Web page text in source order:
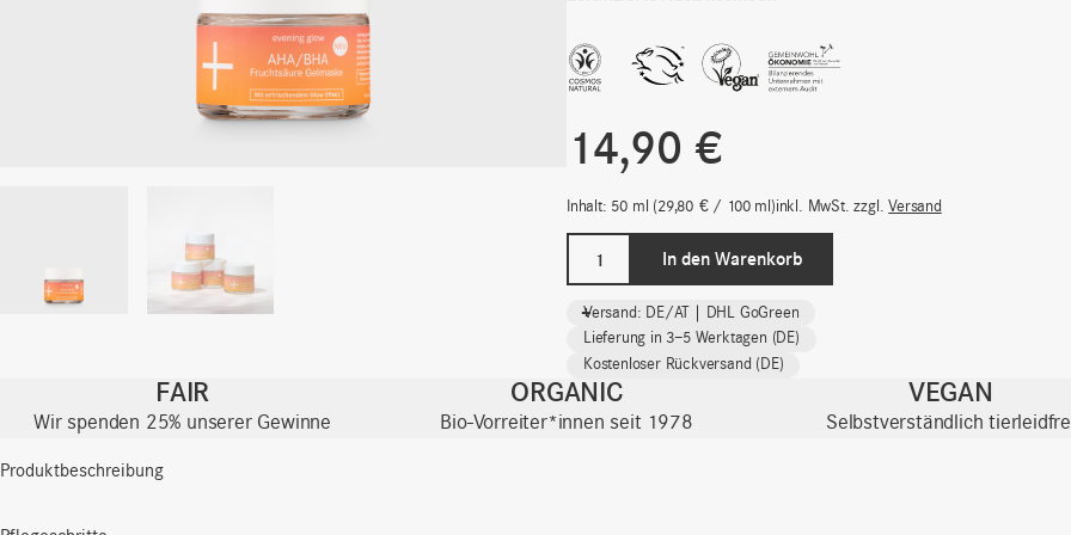
14,90 €
Inhalt: 50 ml 29,80 €/ 100 ml inkl. MwSt. zzgl.Versand
glow
Fruchtsäure
Gelmaske
Size
|
-
+
In den Warenkorb
Versand: DE/AT | DHL GoGreen
Lieferung in 3–5 Werktagen (DE)
Kostenloser Rückversand (DE)
FAIR
Wir spenden 25% unserer Gewinne
ORGANIC
Bio-Vorreiter*innen seit 1978
VEGAN
Selbstverständlich
Produktbeschreibung